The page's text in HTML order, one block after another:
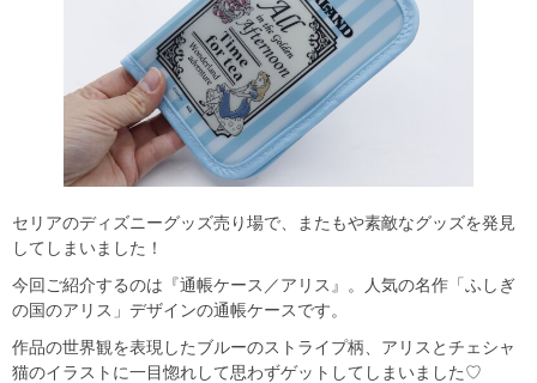
セリアのディズニーグッズ売り場で、またもや素敵なグッズを発見
してしまいました！
今回ご紹介するのは『通帳ケース／アリス』。人気の名作「ふしぎ
の国のアリス」デザインの通帳ケースです。
作品の世界観を表現したブルーのストライプ柄、アリスとチェシャ
猫のイラストに一目惚れして思わずゲットしてしまいました♡